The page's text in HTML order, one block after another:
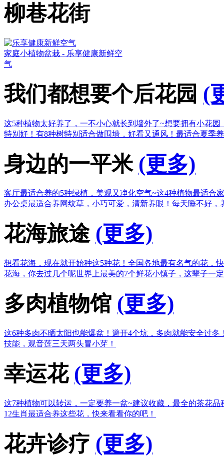
柳巷花街
家庭小植物盆栽 - 乐享健康新鲜空
气
我们都想要个后花园 (
这5种植物太好养了，一不小心就长到墙外了~想要拥有小花园
特别好！ 有8种树特别适合做围墙，好看又通风！ 最适合夏季
身边的一平米 (更多)
客厅最适合养的5种绿植，美观又净化空气~这4种植物最适合
办公桌最适合养网纹草，小巧可爱，清新养眼！ 每天睡不好，
花海旅途 (更多)
想看花海，现在就开始种这5种花！ 全国各地最有名气的花，
花海，你去过几个呢世界上最美的7个鲜花小镇子，这辈子一
多肉植物馆 (更多)
这6种多肉不晒太阳也能爆盆！ 避开4个坑，多肉就能安全过冬
技能，观音莲三天两头冒小芽！
幸运花 (更多)
这7种植物可以转运，一定要养一盆~建议收藏，最全的茶花品
12生肖最适合养这些花，快来看看你的吧！
花卉诊疗 (更多)